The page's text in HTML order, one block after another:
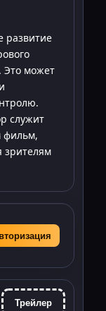
развитие
Это может
служит
фильм,
зрителям
Трейлер